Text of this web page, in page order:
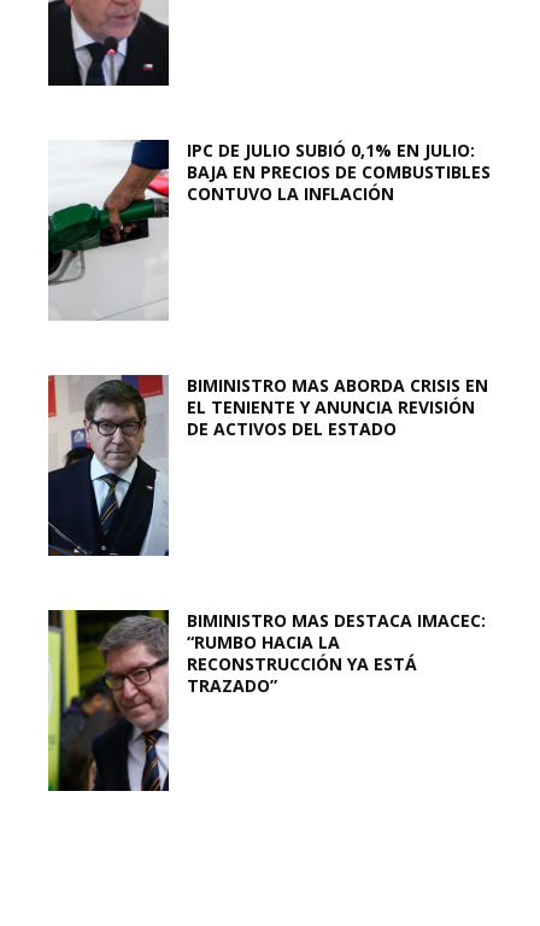
IPC DE JULIO SUBIÓ 0,1% EN JULIO:
BAJA EN PRECIOS DE COMBUSTIBLES
CONTUVO LA INFLACIÓN
BIMINISTRO MAS ABORDA CRISIS EN
EL TENIENTE Y ANUNCIA REVISIÓN
DE ACTIVOS DEL ESTADO
BIMINISTRO MAS DESTACA IMACEC:
“RUMBO HACIA LA
RECONSTRUCCIÓN YA ESTÁ
TRAZADO”